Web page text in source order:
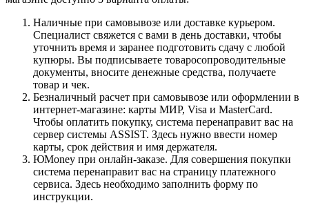
Наличные при самовывозе или доставке курьером.
Специалист свяжется с вами в день доставки, чтобы
уточнить время и заранее подготовить сдачу с любой
купюры. Вы подписываете товаросопроводительные
документы, вносите денежные средства, получаете
товар и чек.
Безналичный расчет при самовывозе или оформлении в
интернет-магазине: карты МИР, Visa и MasterCard.
Чтобы оплатить покупку, система перенаправит вас на
сервер системы ASSIST. Здесь нужно ввести номер
карты, срок действия и имя держателя.
ЮMoney при онлайн-заказе. Для совершения покупки
система перенаправит вас на страницу платежного
сервиса. Здесь необходимо заполнить форму по
инструкции.